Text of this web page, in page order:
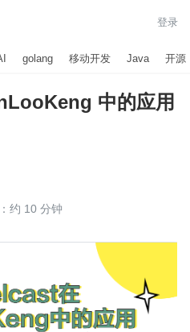
登录
golang 移动开发 Java 开源
中的应用
约 10 分钟